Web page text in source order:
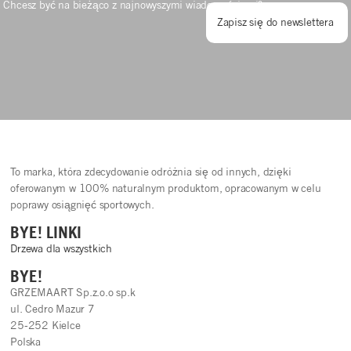
Chcesz być na bieżąco z najnowyszymi wiadomościami?
Zapisz się do newslettera
To marka, która zdecydowanie odróżnia się od innych, dzięki
oferowanym w 100% naturalnym produktom, opracowanym w celu
poprawy osiągnięć sportowych.
BYE! LINKI
Drzewa dla wszystkich
BYE!
GRZEMAART Sp.z.o.o sp.k
ul. Cedro Mazur 7
25-252 Kielce
Polska